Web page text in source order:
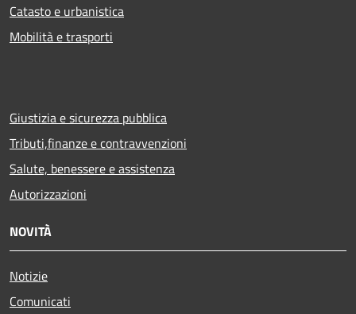
Catasto e urbanistica
Mobilità e trasporti
Giustizia e sicurezza pubblica
Tributi,finanze e contravvenzioni
Salute, benessere e assistenza
Autorizzazioni
NOVITÀ
Notizie
Comunicati